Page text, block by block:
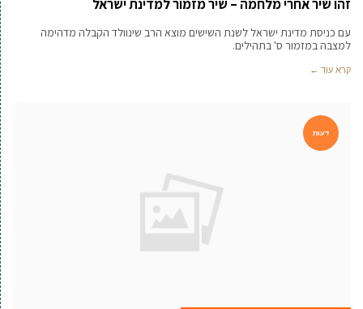
זהו שיר אחרי מלחמה – שיר מזמור למדינת ישראל
עם כניסת מדינת ישראל לשנת השישים מוצא הרב שינוולד הקבלה מדהימה
למצבה במזמור ס' בתהילים.
קרא עוד ←
דעות